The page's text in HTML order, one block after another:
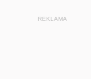
REKLAMA